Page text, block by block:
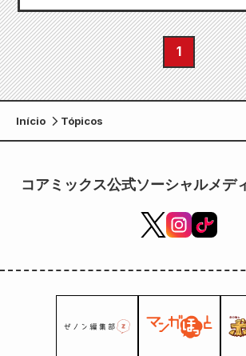
1
Início Tópicos
コアミックス公式ソーシャルメデ